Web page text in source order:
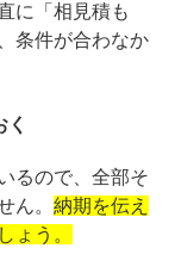
に「相見積も
条件が合わなか
るので、全部そ
ん。 納期を伝え
ょう。